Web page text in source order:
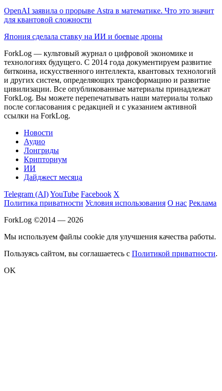
OpenAI заявила о прорыве Astra в математике. Что это значит
для квантовой сложности
Япония сделала ставку на ИИ и боевые дроны
ForkLog — культовый журнал о цифровой экономике и
технологиях будущего. С 2014 года документируем развитие
биткоина, искусственного интеллекта, квантовых технологий
и других систем, определяющих трансформацию и развитие
цивилизации. Все опубликованные материалы принадлежат
ForkLog. Вы можете перепечатывать наши материалы только
после согласования с редакцией и с указанием активной
ссылки на ForkLog.
Новости
Аудио
Лонгриды
Крипториум
ИИ
Дайджест месяца
Telegram (AI)YouTube Facebook X
Политика приватности Условия использования О нас Реклама
ForkLog ©2014 — 2026
Мы используем файлы cookie для улучшения качества работы.
Пользуясь сайтом, вы соглашаетесь с Политикой приватности.
OK